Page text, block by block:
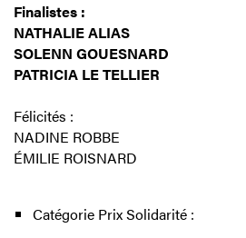
Finalistes :
NATHALIE ALIAS
SOLENN GOUESNARD
PATRICIA LE TELLIER
Félicités :
NADINE ROBBE
ÉMILIE ROISNARD
Catégorie Prix Solidarité :